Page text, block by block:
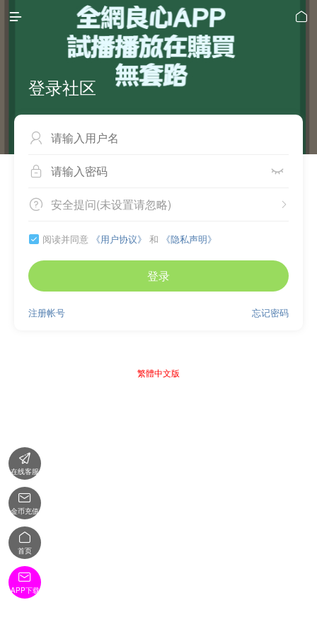
 
登录社区

 
 
安全提问(未设置请忽略)
 阅读并同意 《用户协议》 和 《隐私声明》
登录
忘记密码
注册帐号
繁體中文版

在线客服

金币充值

首页

APP下载